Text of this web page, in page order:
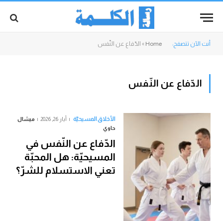
أنت الآن تتصفح: Home
» الدّفاع عن النّفس
الدّفاع عن النّفس
الأخلاق المسيحيّة أيار 26, 2026
ميشال
حاوي
الدّفاع عن النّفس في
المسيحيّة: هل المحبّة
تعني الاستسلام للشرّ؟